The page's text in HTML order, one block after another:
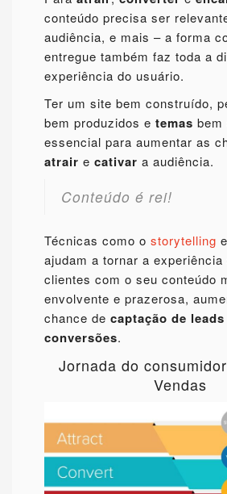
conteúdo precisa ser
audiência, e mais – a forma
entregue também faz toda a
experiência do usuário.
Ter um site bem construído,
bem produzidos e temas bem
essencial para aumentar as
atrair e cativar a audiência.
Conteúdo é rei!
Técnicas como o storytelling
ajudam a tornar a
clientes com o seu conteúdo
envolvente e prazerosa,
chance de captação de leads
conversões.
Jornada do
Vendas